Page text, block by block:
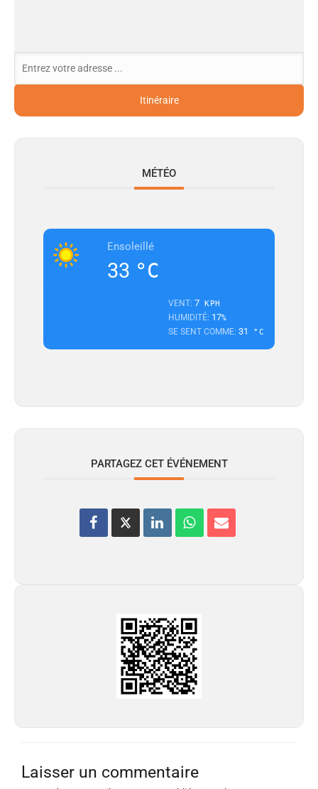
MÉTÉO
Ensoleillé
33 °C
VENT: 7KPH
HUMIDITÉ: 17%
SE SENT COMME: 31 °C
PARTAGEZ CET ÉVÉNEMENT
Laisser un commentaire